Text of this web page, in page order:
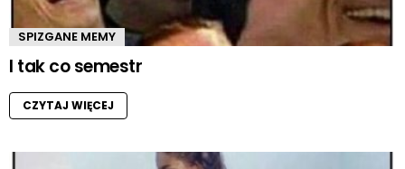
SPIZGANE MEMY
I tak co semestr
CZYTAJ WIĘCEJ